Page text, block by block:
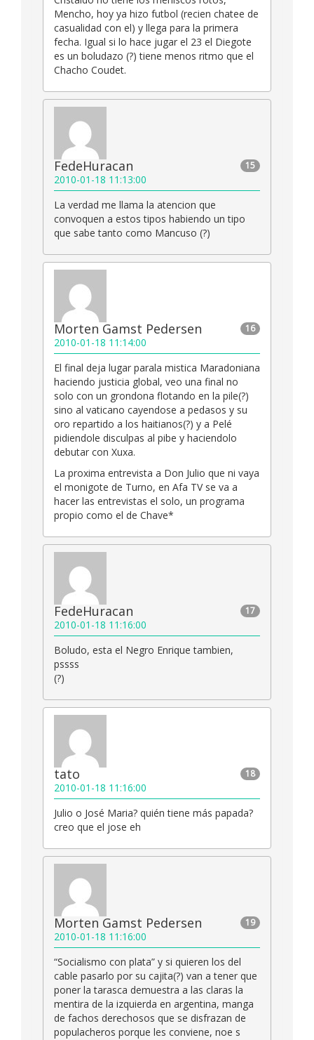
Mencho, hoy ya hizo futbol (recien chatee de
casualidad con el) y llega para la primera
fecha. Igual si lo hace jugar el 23 el Diegote
es un boludazo (?) tiene menos ritmo que el
Chacho Coudet.
15
FedeHuracan
2010-01-18 11:13:00
La verdad me llama la atencion que
convoquen a estos tipos habiendo un tipo
que sabe tanto como Mancuso (?)
16
Morten Gamst Pedersen
2010-01-18 11:14:00
El final deja lugar parala mistica Maradoniana
haciendo justicia global, veo una final no
solo con un grondona flotando en la pile(?)
sino al vaticano cayendose a pedasos y su
oro repartido a los haitianos(?) y a Pelé
pidiendole disculpas al pibe y haciendolo
debutar con Xuxa.
La proxima entrevista a Don Julio que ni vaya
el monigote de Turno, en Afa TV se va a
hacer las entrevistas el solo, un programa
propio como el de Chave*
17
FedeHuracan
2010-01-18 11:16:00
Boludo, esta el Negro Enrique tambien,
pssss
(?)
18
tato
2010-01-18 11:16:00
Julio o José Maria? quién tiene más papada?
creo que el jose eh
19
Morten Gamst Pedersen
2010-01-18 11:16:00
“Socialismo con plata” y si quieren los del
cable pasarlo por su cajita(?) van a tener que
poner la tarasca demuestra a las claras la
mentira de la izquierda en argentina, manga
de fachos derechosos que se disfrazan de
populacheros porque les conviene, noe s